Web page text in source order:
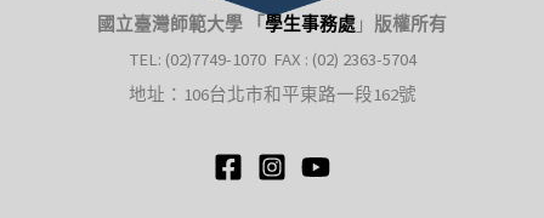
國立臺灣師範大學 「 學生事務處 」 版權所有
TEL: (02)7749-1070 FAX : (02) 2363-5704
地址：106台北市和平東路一段162號